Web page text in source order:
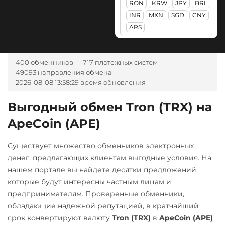
Utopia USD (UUSD)
Monero (XMR)
NEAR Protocol
Notcoin (NOT)
ONDO
Optimism (OP)
Pax Dollar (USDP)
ERC20
Pepe
Pol (ex-MATIC)
POL
Авангард RUB
Ак Барс Банк RUB
RUB
UAH
Беларусбанк BYN
ВТБ Банк RUB
ЕРИП Расчет BYN
Карта Unionpay CNY
Карта UZCARD UZS
Карта МИР RUB
RON
KRW JPY
BRL
INR
MXN SGD
CNY
ARS
400 обменников
717 платежных систем
49093 направления обмена
2026-08-08 13:58:29 время обновления
Выгодный обмен Tron (TRX) на
ApeCoin (APE)
Существует множество обменников электронных
денег, предлагающих клиентам выгодные условия. На
нашем портале вы найдете десятки предложений,
которые будут интересны частным лицам и
предпринимателям. Проверенные обменники,
обладающие надежной репутацией, в кратчайший
срок конвертируют валюту Tron (TRX) в ApeCoin (APE)